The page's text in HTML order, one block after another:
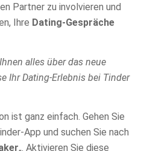
Partner zu involvieren und
Ihre Dating-Gespräche
alles über das neue
Ihr Dating-Erlebnis bei Tinder
ist ganz einfach. Gehen Sie
App und suchen Sie nach
„. Aktivieren Sie diese